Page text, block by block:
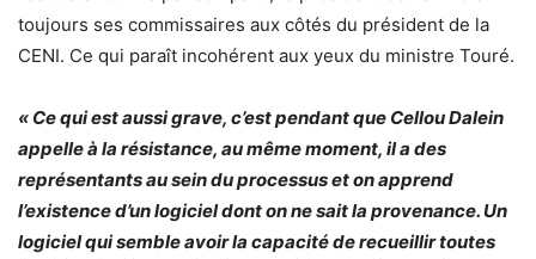
toujours ses commissaires aux côtés du président de la
CENI. Ce qui paraît incohérent aux yeux du ministre Touré.
« Ce qui est aussi grave, c’est pendant que Cellou Dalein
appelle à la résistance, au même moment, il a des
représentants au sein du processus et on apprend
l’existence d’un logiciel dont on ne sait la provenance. Un
logiciel qui semble avoir la capacité de recueillir toutes